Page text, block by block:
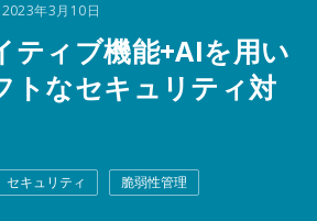
2023年3月10日
ティブ機能+AIを用い
トなセキュリティ対
セキュリティ 脆弱性管理